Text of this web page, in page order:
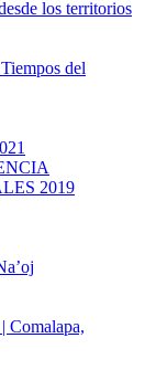
los territorios
del
2019
Comalapa,